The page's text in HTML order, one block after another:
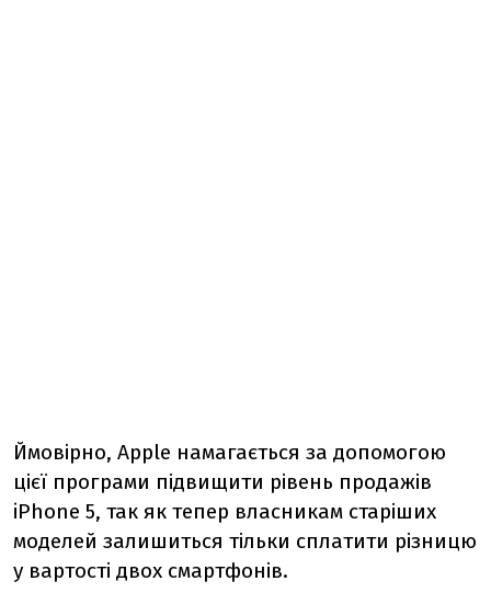
Ймовірно, Apple намагається за допомогою
цієї програми підвищити рівень продажів
iPhone 5, так як тепер власникам старіших
моделей залишиться тільки сплатити різницю
у вартості двох смартфонів.